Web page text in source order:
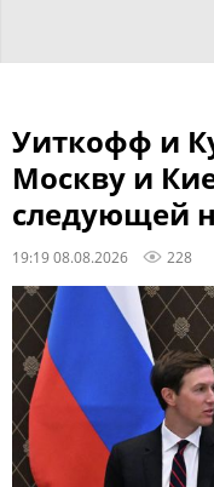
Уиткофф и
Москву и
следующей
19:19 08.08.2026 228